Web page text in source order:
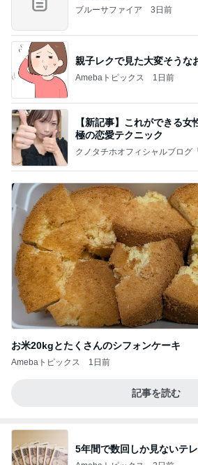
ブルーサファイア 3日前
親子レクで見た大変そうな
Amebaトピックス 1日前
【新記事】これができる
極の恋愛テクニック
クノタチホオフィシャルブログ
お米20kgとたくさんのシフォンケーキ
Amebaトピックス 1日前
記事を読む
5年間で数回しか見ないテ